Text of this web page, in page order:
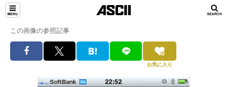
この画像の参照記事
お気に入り